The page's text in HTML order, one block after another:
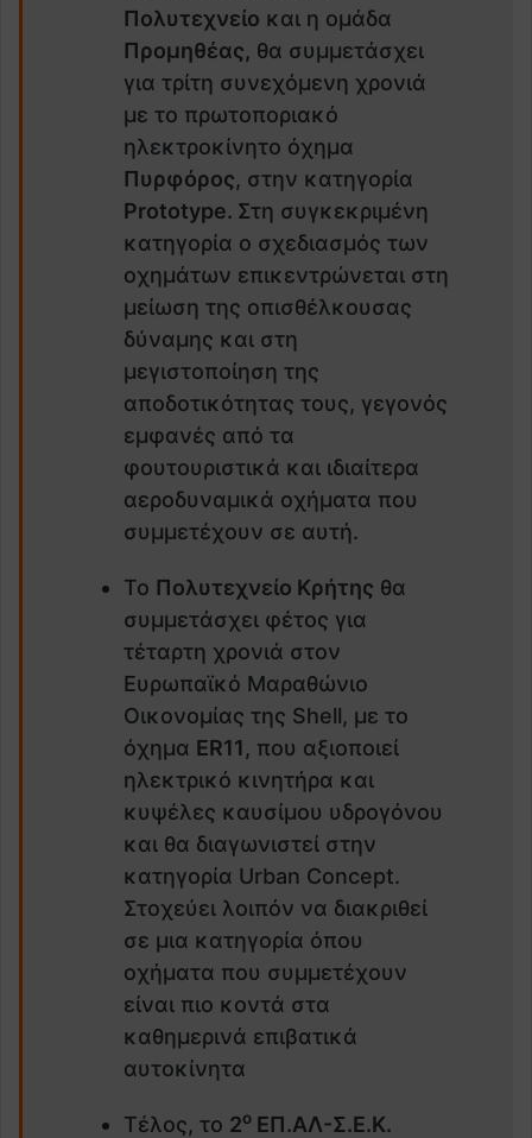
Πολυτεχνείο και η ομάδα
Προμηθέας, θα συμμετάσχει
για τρίτη συνεχόμενη χρονιά
με το πρωτοποριακό
ηλεκτροκίνητο όχημα
Πυρφόρος, στην κατηγορία
Prototype. Στη συγκεκριμένη
κατηγορία ο σχεδιασμός των
οχημάτων επικεντρώνεται στη
μείωση της οπισθέλκουσας
δύναμης και στη
μεγιστοποίηση της
αποδοτικότητας τους, γεγονός
εμφανές από τα
φουτουριστικά και ιδιαίτερα
αεροδυναμικά οχήματα που
συμμετέχουν σε αυτή.
Το Πολυτεχνείο Κρήτης θα
συμμετάσχει φέτος για
τέταρτη χρονιά στον
Ευρωπαϊκό Μαραθώνιο
Οικονομίας της Shell, με το
όχημα ΕR11, που αξιοποιεί
ηλεκτρικό κινητήρα και
κυψέλες καυσίμου υδρογόνου
και θα διαγωνιστεί στην
κατηγορία Urban Concept.
Στοχεύει λοιπόν να διακριθεί
σε μια κατηγορία όπου
οχήματα που συμμετέχουν
είναι πιο κοντά στα
καθημερινά επιβατικά
αυτοκίνητα
Τέλος, το 2ο ΕΠ.ΑΛ-Σ.Ε.Κ.